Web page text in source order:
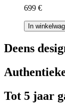
699 €
In
Deens
Tot 5 jaar